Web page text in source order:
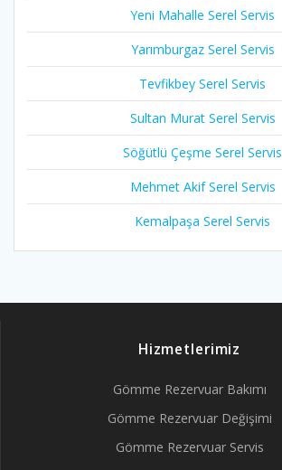
Yeni Mahalle Serel Servis
Yarımburgaz Serel Servis
Tevfikbey Serel Servis
Sultan Murat Serel Servis
Söğütlü Çeşme Serel Servis
Mehmet Akif Serel Servis
Kemalpaşa Serel Servis
Hizmetlerimiz
Gömme Rezervuar Bakımı
Gömme Rezervuar Değişimi
Gömme Rezervuar Servis